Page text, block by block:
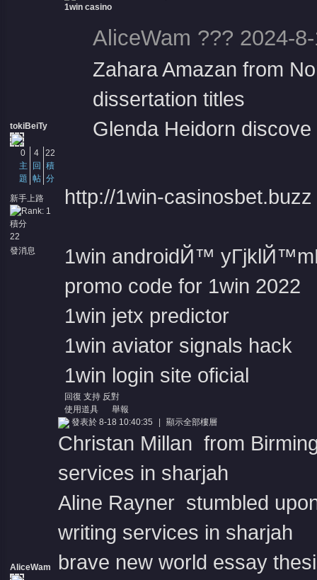
tokiBeiTy
0
主
題
4
回
帖
22
積
分
新手上路
積分
22
發消息
1win casino
AliceWam ??? 2024-
Zahara Amazan from
dissertation titles
Glenda Heidorn discove
http://1win-casinosbet.buzz
1win androidЙ™
promo code for 1win 2022
1win jetx predictor
1win aviator signals hack
1win login site oficial
回復 支持 反對
使用道具
舉報
AliceWam
發表於 8-18 10:40:35 顯示全部樓層
Christan Millan from
services in sharjah
Aline Rayner stumbled
writing services in sharjah
brave new world essay